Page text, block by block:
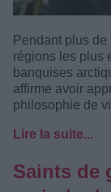
Pendant plus
régions les plus
banquises
affirme avoir
philosophie de
Lire la suite...
Saints de